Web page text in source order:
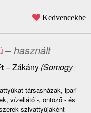
Kedvencekbe
– használt
–Zákány(Somogy
társasházak, ipari
vízellátó -, öntöző - és
szivattyújaként